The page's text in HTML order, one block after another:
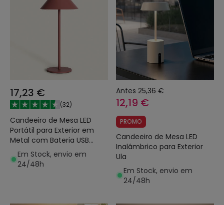
17,23 €
(32)
Candeeiro de Mesa LED
Portátil para Exterior em
Metal com Bateria USB
Recarregável Kivuli
Em Stock, envio em
24/48h
Antes 25,36 €
12,19 €
PROMO
Candeeiro de Mesa LED
Inalámbrico para Exterior
Ula
Em Stock, envio em
24/48h